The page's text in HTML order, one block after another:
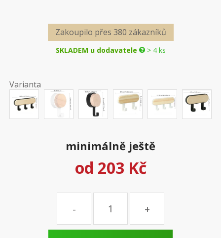
Zakoupilo přes 380 zákazníků
SKLADEM u dodavatele > 4 ks
Varianta
minimálně ještě
od 203 Kč
Množství